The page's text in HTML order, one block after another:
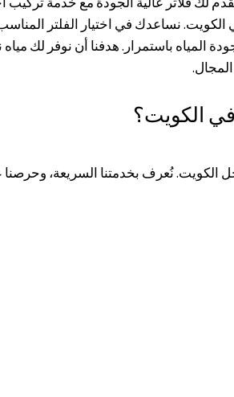
نساعدك في اختيار الفلتر المناسب
المياه باستمرار. هدفنا أن نوفر لك
نُعرف بخدمتنا السريعة، وحرصنا